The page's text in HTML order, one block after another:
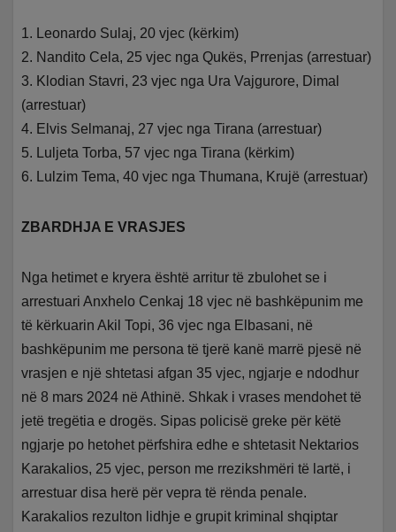
1. Leonardo Sulaj, 20 vjec (kërkim)
2. Nandito Cela, 25 vjec nga Qukës, Prrenjas (arrestuar)
3. Klodian Stavri, 23 vjec nga Ura Vajgurore, Dimal
(arrestuar)
4. Elvis Selmanaj, 27 vjec nga Tirana (arrestuar)
5. Luljeta Torba, 57 vjec nga Tirana (kërkim)
6. Lulzim Tema, 40 vjec nga Thumana, Krujë (arrestuar)
ZBARDHJA E VRASJES
Nga hetimet e kryera është arritur të zbulohet se i
arrestuari Anxhelo Cenkaj 18 vjec në bashkëpunim me
të kërkuarin Akil Topi, 36 vjec nga Elbasani, në
bashkëpunim me persona të tjerë kanë marrë pjesë në
vrasjen e një shtetasi afgan 35 vjec, ngjarje e ndodhur
në 8 mars 2024 në Athinë. Shkak i vrases mendohet të
jetë tregëtia e drogës. Sipas policisë greke për këtë
ngjarje po hetohet përfshira edhe e shtetasit Nektarios
Karakalios, 25 vjec, person me rrezikshmëri të lartë, i
arrestuar disa herë për vepra të rënda penale.
Karakalios rezulton lidhje e grupit kriminal shqiptar